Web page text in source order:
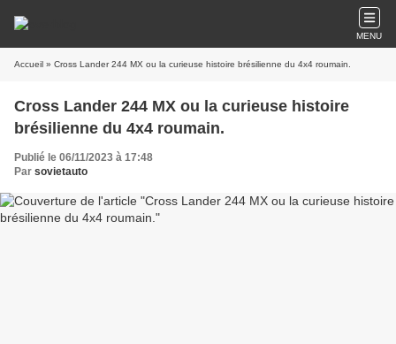
MENU
Accueil » Cross Lander 244 MX ou la curieuse histoire brésilienne du 4x4 roumain.
Cross Lander 244 MX ou la curieuse histoire
brésilienne du 4x4 roumain.
Publié le 06/11/2023 à 17:48
Par sovietauto